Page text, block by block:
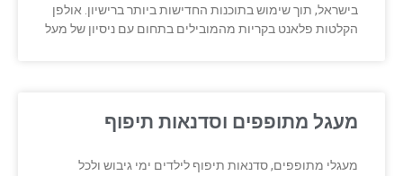
בישראל, תוך שימוש בתוכנות החדישות ביותר ברישיון. אולפן
הקלטות פלאנט בקריות מהמובילים בתחום עם ניסיון של מעל
מעגל מתופפים וסדנאות תיפוף
מעגלי מתופפים, סדנאות תיפוף לילדים ימי גיבוש ולכל